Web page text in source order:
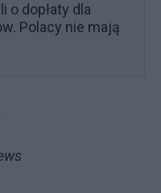
o dopłaty dla
Polacy nie mają